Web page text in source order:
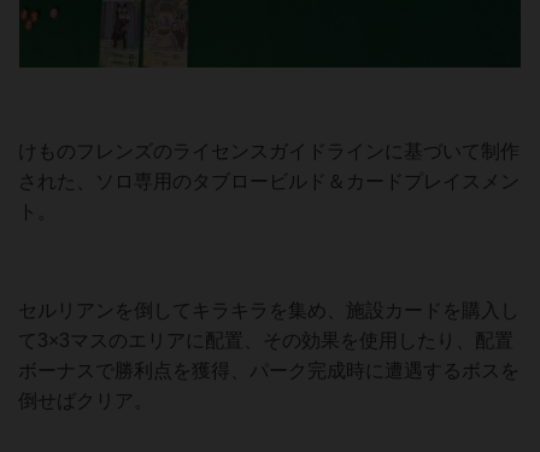
けものフレンズのライセンスガイドラインに基づいて制作
された、ソロ専用のタブロービルド＆カードプレイスメン
ト。
セルリアンを倒してキラキラを集め、施設カードを購入し
て3×3マスのエリアに配置、その効果を使用したり、配置
ボーナスで勝利点を獲得、パーク完成時に遭遇するボスを
倒せばクリア。